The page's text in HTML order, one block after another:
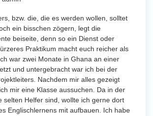
bzw. die, die es werden wollen, solltet
ein bisschen zögern, legt die
beiseite, denn so ein Dienst oder
Praktikum macht euch reicher als
war zwei Monate in Ghana an einer
und untergebracht war ich bei der
Nachdem mir alles gezeigt
mir eine Klasse aussuchen. Da in der
selten Helfer sind, wollte ich gerne dort
Englischlernens mit aufbauen. Ich habe